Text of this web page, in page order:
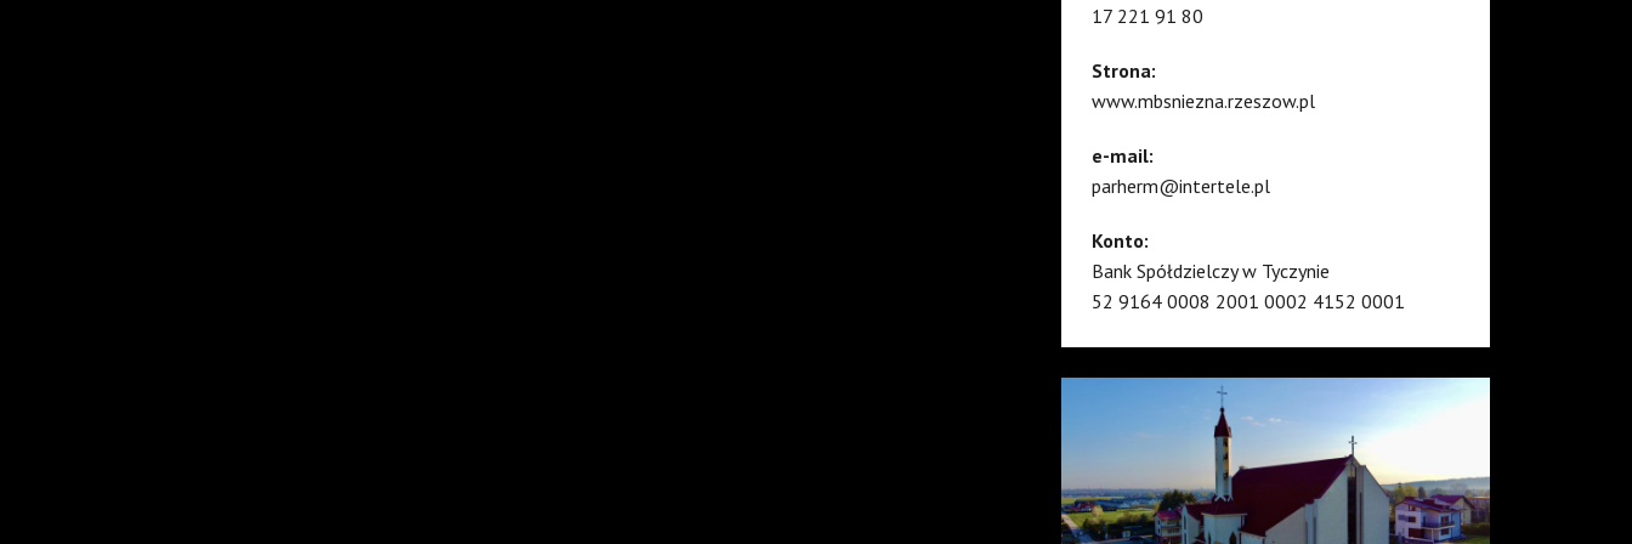
17 221 91 80
Strona:
www.mbsniezna.rzeszow.pl
e-mail:
parherm@intertele.pl
Konto:
Bank Spółdzielczy w Tyczynie
52 9164 0008 2001 0002 4152 0001